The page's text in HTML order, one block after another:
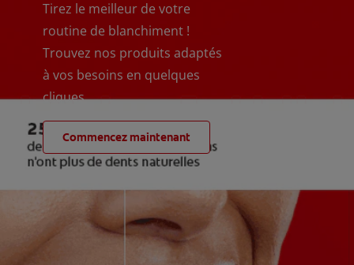
Tirez le meilleur de votre
routine de blanchiment !
Trouvez nos produits adaptés
à vos besoins en quelques
cliques
Commencez maintenant